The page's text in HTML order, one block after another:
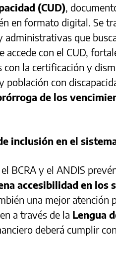
(CUD),
en formato digital. Se
administrativas que
accede con el CUD,
con la certificación y
población con
de los
inclusión en el
BCRA y el ANDIS
accesibilidad en los
una mejor atención
a través de la Lengua
deberá cumplir